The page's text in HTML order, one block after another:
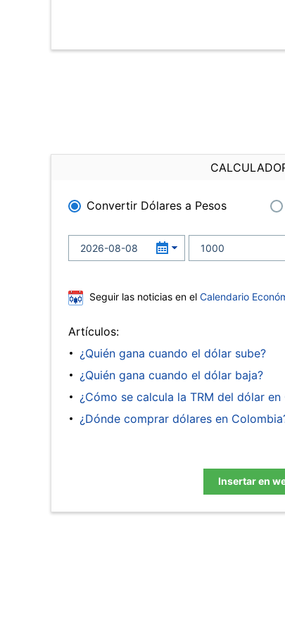
Convertir Dólares a Pesos
Seguir las noticias en el Calendario
Artículos:
¿Quién gana cuando el dólar sube?
¿Quién gana cuando el dólar baja?
¿Cómo se calcula la TRM del dólar en
¿Dónde comprar dólares en
Insertar en